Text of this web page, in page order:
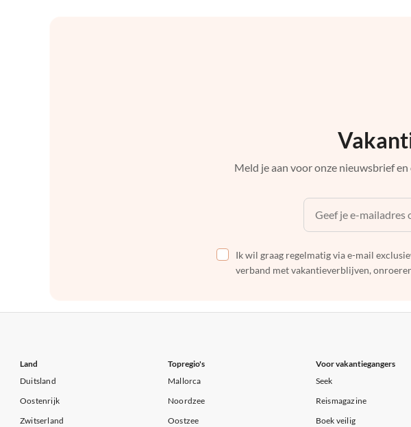
Meld je aan voor onze nieuwsbrief
Ik wil graag regelmatig via e-mail
verband met vakantieverblijven,
Land
Duitsland
Oostenrijk
Zwitserland
Topregio's
Mallorca
Noordzee
Oostzee
Voor vakantiegangers
Seek
Reismagazine
Boek veilig